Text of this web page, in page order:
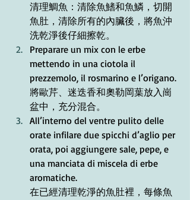
清理鯛魚：清除魚鰭和魚鱗，切開
魚肚，清除所有的內臟後，將魚沖
洗乾淨後仔細擦乾。
Preparare un mix con le erbe
mettendo in una ciotola il
prezzemolo, il rosmarino e l’origano.
將歐芹、迷迭香和奧勒岡葉放入崗
盆中，充分混合。
All’interno del ventre pulito delle
orate infilare due spicchi d’aglio per
orata, poi aggiungere sale, pepe, e
una manciata di miscela di erbe
aromatiche.
在已經清理乾淨的魚肚裡，每條魚